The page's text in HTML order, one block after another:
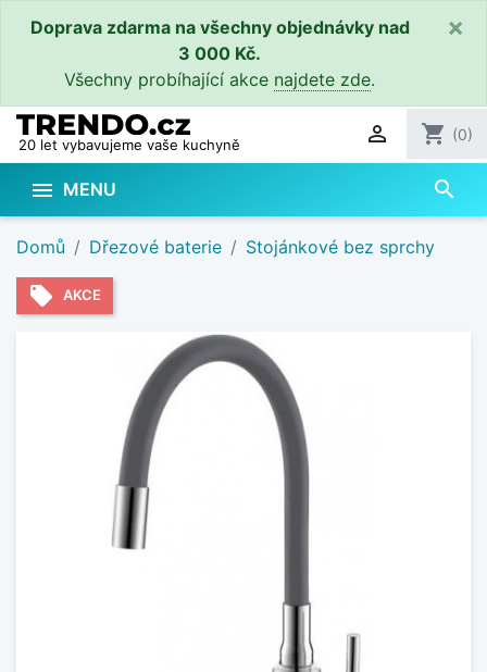
Doprava zdarma na všechny objednávky nad
3 000 Kč.
Všechny probíhající akce najdete zde.
×
20 let vybavujeme vaše kuchyně  shopping_cart (0)
 MENU search
Domů Dřezové baterie Stojánkové bez sprchy
local_offer AKCE